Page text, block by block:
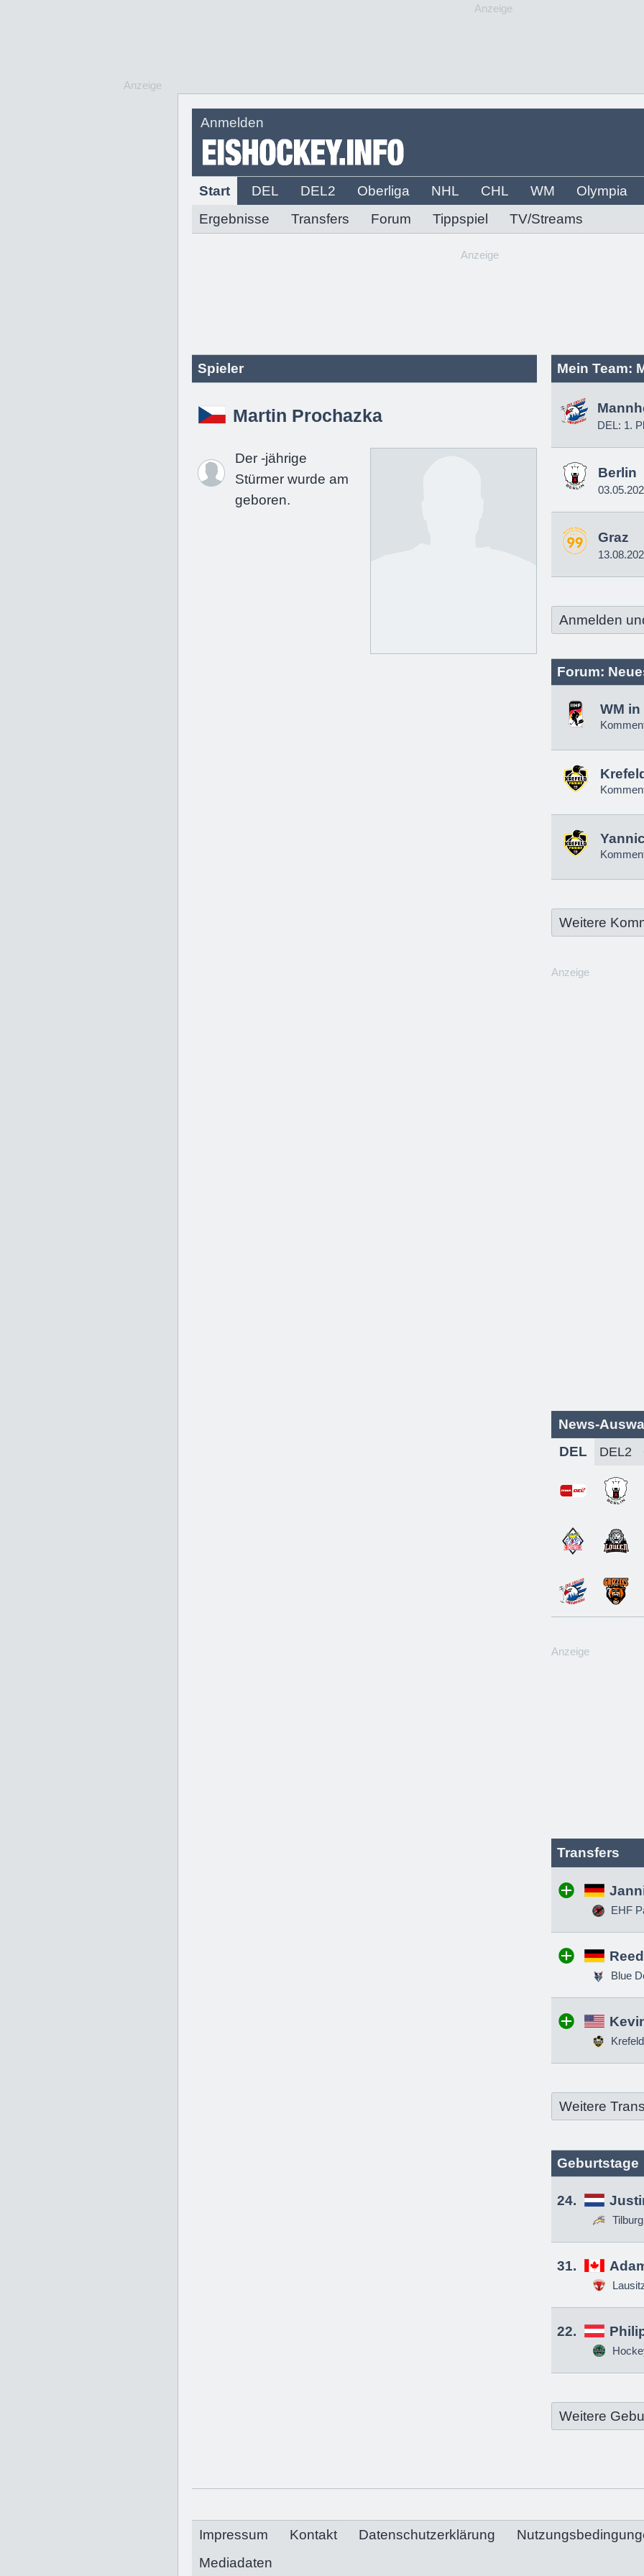
Anzeige
Anmelden
Start DEL DEL2 Oberliga NHL CHL WM
Olympia
Ergebnisse
Transfers Forum Tippspiel TV/Streams
Anzeige
Anzeige
Spieler
Martin Prochazka
Der -jährige
Stürmer wurde am
geboren.
Mein Team:
DEL: 1.
Berlin
Graz
Anmelden
Forum:
WM
Weitere
Anzeige
News-
DEL
Anzeige
Transfers
EHF
Blue
Weitere
Geburtstage
24.
31.
22.
Weitere
Impressum Kontakt Datenschutzerklärung
Mediadaten